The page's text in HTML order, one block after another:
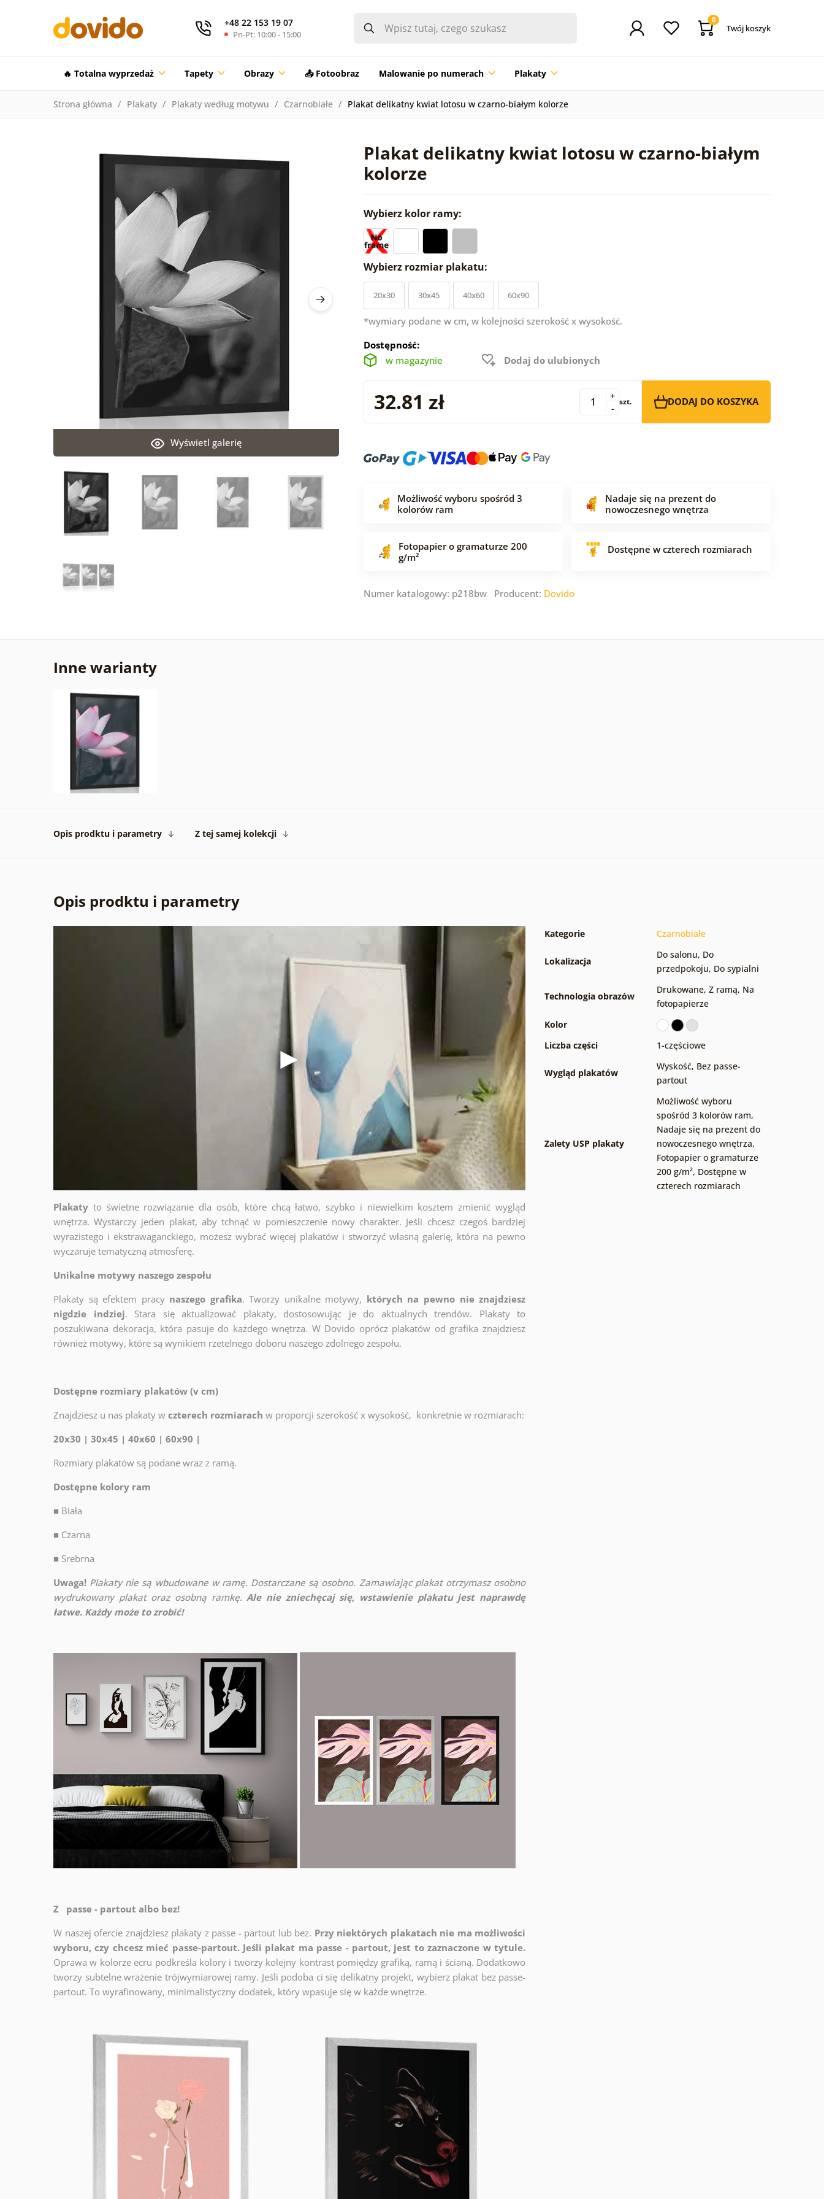
+48 22 153 19 07
Pn-Pt: 10:00 - 15:00
0
Twój koszyk
🔥 Totalna wyprzedaż Tapety Obrazy 📤 Fotoobraz Malowanie po numerach Plakaty
Strona główna Plakaty Plakaty według motywu Czarnobiałe Plakat delikatny kwiat lotosu w czarno-białym kolorze
Plakat delikatny kwiat lotosu w czarno-białym
kolorze
Wyświetl galerię
Wybierz kolor ramy:
Wybierz rozmiar plakatu:
20x30 30x45 40x60 60x90
*wymiary podane w cm, w kolejności szerokość x wysokość.
Dostępność:
w magazynie
Dodaj do ulubionych
32.81 zł -
+ szt. DODAJ DO KOSZYKA
Możliwość wyboru spośród 3
kolorów ram
Nadaje się na prezent do
nowoczesnego wnętrza
Fotopapier o gramaturze 200
g/m²
Dostępne w czterech rozmiarach
Numer katalogowy: p218bw Producent: Dovido
Inne warianty
Opis prodktu i parametry Z tej samej kolekcji
Opis prodktu i parametry
Plakaty to świetne rozwiązanie dla osób, które chcą łatwo, szybko i niewielkim kosztem zmienić wygląd
wnętrza. Wystarczy jeden plakat, aby tchnąć w pomieszczenie nowy charakter. Jeśli chcesz czegoś bardziej
wyrazistego i ekstrawaganckiego, możesz wybrać więcej plakatów i stworzyć własną galerię, która na pewno
wyczaruje tematyczną atmosferę.
Unikalne motywy naszego zespołu
Plakaty są efektem pracy naszego grafika. Tworzy unikalne motywy, których na pewno nie znajdziesz
nigdzie indziej. Stara się aktualizować plakaty, dostosowując je do aktualnych trendów. Plakaty to
poszukiwana dekoracja, która pasuje do każdego wnętrza. W Dovido oprócz plakatów od grafika znajdziesz
również motywy, które są wynikiem rzetelnego doboru naszego zdolnego zespołu.
Dostępne rozmiary plakatów (v cm)
Znajdziesz u nas plakaty w czterech rozmiarach w proporcji szerokość x wysokość, konkretnie w rozmiarach:
20x30 | 30x45 | 40x60 | 60x90 |
Rozmiary plakatów są podane wraz z ramą.
Dostępne kolory ram
■ Biała
■ Czarna
■ Srebrna
Uwaga! Plakaty nie są wbudowane w ramę. Dostarczane są osobno. Zamawiając plakat otrzymasz osobno
wydrukowany plakat oraz osobną ramkę. Ale nie zniechęcaj się, wstawienie plakatu jest naprawdę
łatwe. Każdy może to zrobić!
Z passe - partout albo bez!
W naszej ofercie znajdziesz plakaty z passe - partout lub bez. Przy niektórych plakatach nie ma możliwości
wyboru, czy chcesz mieć passe-partout. Jeśli plakat ma passe - partout, jest to zaznaczone w tytule.
Oprawa w kolorze ecru podkreśla kolory i tworzy kolejny kontrast pomiędzy grafiką, ramą i ścianą. Dodatkowo
tworzy subtelne wrażenie trójwymiarowej ramy. Jeśli podoba ci się delikatny projekt, wybierz plakat bez passe-
partout. To wyrafinowany, minimalistyczny dodatek, który wpasuje się w każde wnętrze.
Kategorie Czarnobiałe
Lokalizacja
Do salonu, Do
przedpokoju, Do sypialni
Technologia obrazów
Drukowane, Z ramą, Na
fotopapierze
Kolor
Liczba części
1-częściowe
Wygląd plakatów
Wyskość, Bez passe-
partout
Zalety USP plakaty
Możliwość wyboru
spośród 3 kolorów ram,
Nadaje się na prezent do
nowoczesnego wnętrza,
Fotopapier o gramaturze
200 g/m², Dostępne w
czterech rozmiarach